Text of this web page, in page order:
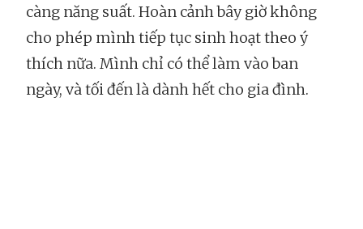
càng năng suất. Hoàn cảnh bây giờ không
cho phép mình tiếp tục sinh hoạt theo ý
thích nữa. Mình chỉ có thể làm vào ban
ngày, và tối đến là dành hết cho gia đình.